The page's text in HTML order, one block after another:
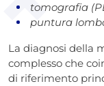
tomografia
puntura
La diagnosi della
complesso che
di riferimento